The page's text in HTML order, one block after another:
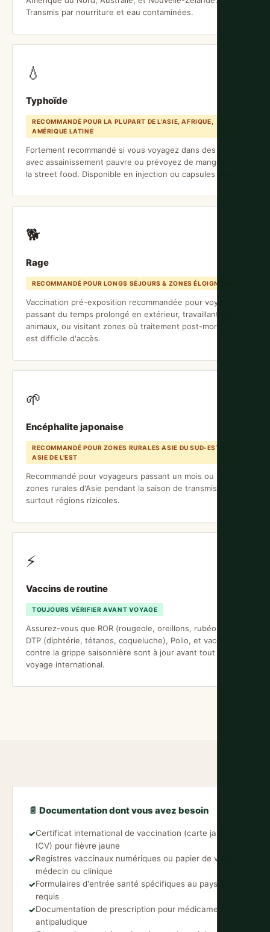
Transmis par nourriture et eau contaminées.
💧
Typhoïde
RECOMMANDÉ POUR LA PLUPART DE L'ASIE, AFRIQUE,
AMÉRIQUE LATINE
Fortement recommandé si vous voyagez dans des zones
avec assainissement pauvre ou prévoyez de manger de
la street food. Disponible en injection ou capsules orales.
🐕
Rage
RECOMMANDÉ POUR LONGS SÉJOURS & ZONES ÉLOIGNÉES
Vaccination pré-exposition recommandée pour voyageurs
passant du temps prolongé en extérieur, travaillant avec
animaux, ou visitant zones où traitement post-morsure
est difficile d'accès.
🌱
Encéphalite japonaise
RECOMMANDÉ POUR ZONES RURALES ASIE DU SUD-EST &
ASIE DE L'EST
Recommandé pour voyageurs passant un mois ou plus en
zones rurales d'Asie pendant la saison de transmission,
surtout régions rizicoles.
⚡
Vaccins de routine
TOUJOURS VÉRIFIER AVANT VOYAGE
Assurez-vous que ROR (rougeole, oreillons, rubéole),
DTP (diphtérie, tétanos, coqueluche), Polio, et vaccins
contre la grippe saisonnière sont à jour avant tout
voyage international.
📄 Documentation dont vous avez besoin
✓Certificat international de vaccination (carte jaune /
ICV) pour fièvre jaune
✓Registres vaccinaux numériques ou papier de votre
médecin ou clinique
✓Formulaires d'entrée santé spécifiques au pays si
requis
✓Documentation de prescription pour médicament
antipaludique